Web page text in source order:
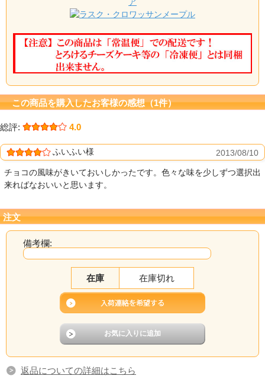
ア
メープル
この商品を購入したお客様の感想（1件）
総評: 4.0
ふいふい様 2013/08/10
チョコの風味がきいておいしかったです。色々な味を少しずつ選択出
来ればなおいいと思います。
注文
備考欄:
在庫 在庫切れ
返品についての詳細はこちら